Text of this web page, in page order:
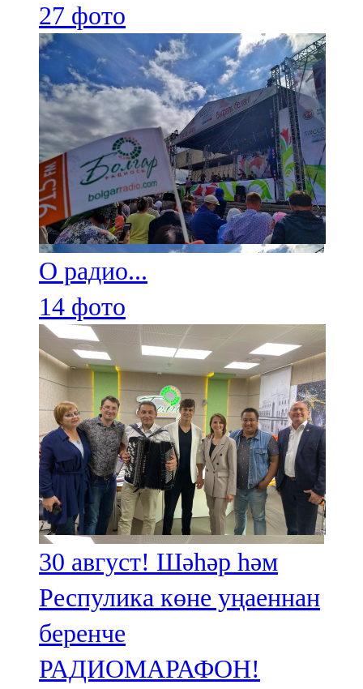
27 фото
О радио...
14 фото
30 август! Шәһәр һәм
Респулика көне уңаеннан
беренче
РАДИОМАРАФОН!